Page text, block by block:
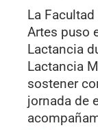
La
Artes puso
Lactancia
Lactancia
sostener
jornada de